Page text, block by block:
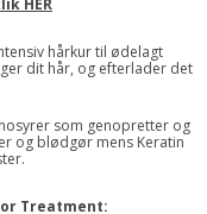
hårkur til ødelagt
dit hår, og efterlader det
som genopretter og
og blødgør mens Keratin
Treatment: